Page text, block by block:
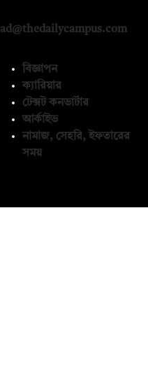
ad@thedailycampus.com
বিজ্ঞাপন
ক্যারিয়ার
টেক্সট কনভার্টার
আর্কাইভ
নামাজ, সেহরি, ইফতারের
সময়